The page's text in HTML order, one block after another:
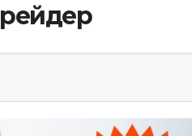
рейдер